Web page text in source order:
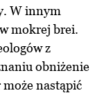
W innym
mokrej brei.
z
obniżenie
nastąpić